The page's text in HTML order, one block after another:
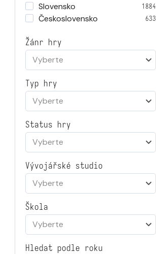
Slovensko 1884
Československo 633
Žánr hry
Vyberte
Typ hry
Vyberte
Status hry
Vyberte
Vývojářské studio
Vyberte
Škola
Vyberte
Hledat podle roku